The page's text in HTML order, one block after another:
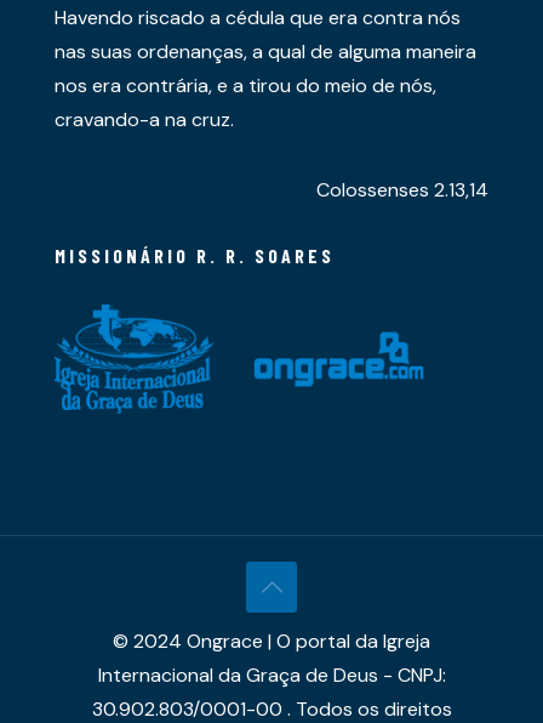
Havendo riscado a cédula que era contra nós
nas suas ordenanças, a qual de alguma maneira
nos era contrária, e a tirou do meio de nós,
cravando-a na cruz.
Colossenses 2.13,14
MISSIONÁRIO R. R. SOARES
© 2024 Ongrace | O portal da Igreja
Internacional da Graça de Deus - CNPJ:
30.902.803/0001-00 . Todos os direitos